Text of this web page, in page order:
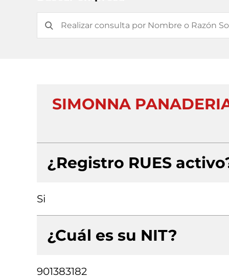
SIMONNA
¿Registro RUES
Si
¿Cuál es su NIT?
901383182